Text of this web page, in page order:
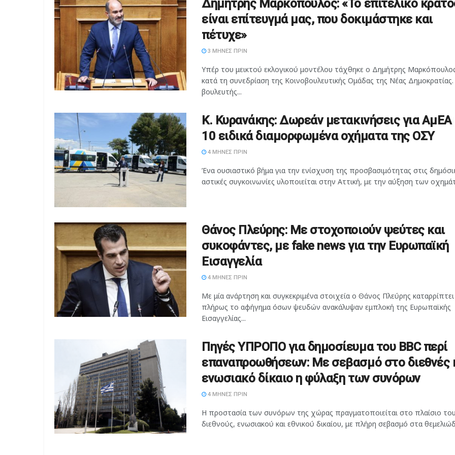
Δημήτρης Μαρκόπουλος: «Το επιτελικό
είναι επίτευγμά μας, που δοκιμάστηκε και
πέτυχε»
3 ΜΉΝΕΣ ΠΡΙΝ
Υπέρ του μεικτού εκλογικού μοντέλου τάχθηκε ο Δημήτρης
κατά τη συνεδρίαση της Κοινοβουλευτικής Ομάδας της Νέας
βουλευτής...
Κ. Κυρανάκης: Δωρεάν μετακινήσεις για
10 ειδικά διαμορφωμένα οχήματα της ΟΣΥ
4 ΜΉΝΕΣ ΠΡΙΝ
Ένα ουσιαστικό βήμα για την ενίσχυση της προσβασιμότητας στις
αστικές συγκοινωνίες υλοποιείται στην Αττική, με την αύξηση των
Θάνος Πλεύρης: Με στοχοποιούν ψεύτες και
συκοφάντες, με fake news για την Ευρωπαϊκή
Εισαγγελία
4 ΜΉΝΕΣ ΠΡΙΝ
Με μία ανάρτηση και συγκεκριμένα στοιχεία ο Θάνος Πλεύρης καταρρίπτει
πλήρως το αφήγημα όσων ψευδών ανακάλυψαν εμπλοκή της Ευρωπαϊκής
Εισαγγελίας...
Πηγές ΥΠΡΟΠΟ για δημοσίευμα του BBC περί
επαναπροωθήσεων: Με σεβασμό στο διεθνές
ενωσιακό δίκαιο η φύλαξη των συνόρων
4 ΜΉΝΕΣ ΠΡΙΝ
Η προστασία των συνόρων της χώρας πραγματοποιείται στο πλαίσιο του
διεθνούς, ενωσιακού και εθνικού δικαίου, με πλήρη σεβασμό στα